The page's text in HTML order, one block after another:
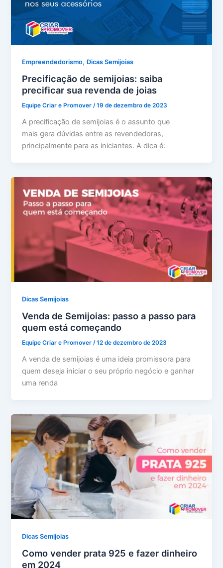
Empreendedorismo, Dicas Semijoias
Precificação de semijoias: saiba
precificar sua revenda de joias
Equipe Criar e Promover/19 de dezembro de 2023
A precificação de semijoias é o assunto que
mais gera dúvidas entre as revendedoras,
principalmente para as iniciantes. A dica é:
Dicas Semijoias
Venda de Semijoias: passo a passo para
quem está começando
Equipe Criar e Promover/12 de dezembro de 2023
A venda de semijoias é uma ideia promissora para
quem deseja iniciar o seu próprio negócio e ganhar
uma renda
Dicas Semijoias
Como vender prata 925 e fazer dinheiro
em 2024